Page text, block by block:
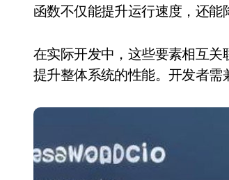
函数不仅能提升运行速度，还能
在实际开发中，这些要素相互
提升整体系统的性能。开发者需